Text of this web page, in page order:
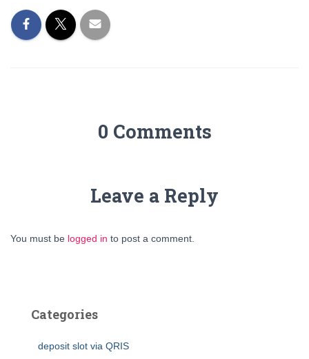
0 Comments
Leave a Reply
You must be logged in to post a comment.
Categories
deposit slot via QRIS